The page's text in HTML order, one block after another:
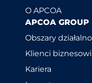
O APCOA
APCOA GROUP
Obszary
Klienci
Kariera